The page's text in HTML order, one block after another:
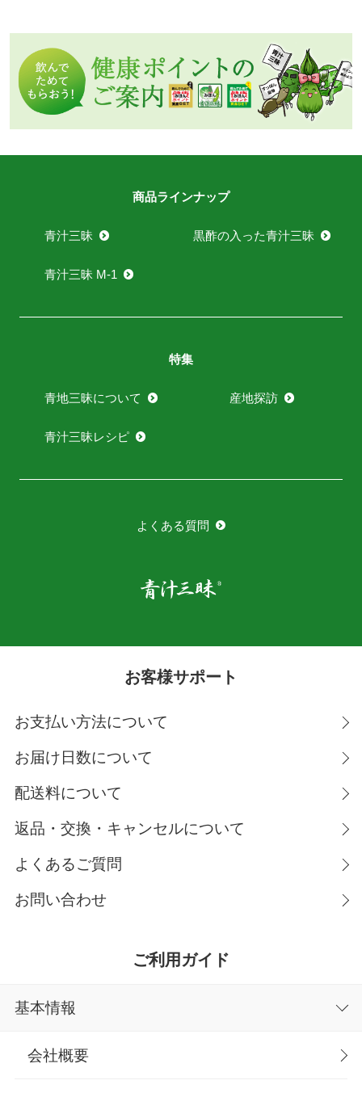
商品ラインナップ
青汁三昧 黒酢の入った青汁三昧
青汁三昧 M-1
特集
青地三昧について 産地探訪
青汁三昧レシピ
よくある質問
お客様サポート
お支払い方法について
お届け日数について
配送料について
返品・交換・キャンセルについて
よくあるご質問
お問い合わせ
ご利用ガイド
基本情報
会社概要